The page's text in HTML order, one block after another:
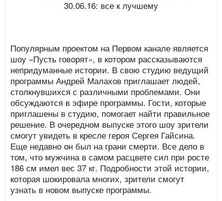
Популярным проектом на Первом канале является
шоу «Пусть говорят», в котором рассказываются
непридуманные истории. В свою студию ведущий
программы Андрей Малахов приглашает людей,
столкнувшихся с различными проблемами. Они
обсуждаются в эфире программы. Гости, которые
приглашены в студию, помогает найти правильное
решение. В очередном выпуске этого шоу зрители
смогут увидеть в кресле героя Сергея Гайсина.
Еще недавно он был на грани смерти. Все дело в
том, что мужчина в самом расцвете сил при росте
186 см имел вес 37 кг. Подробности этой истории,
которая шокировала многих, зрители смогут
узнать в новом выпуске программы.